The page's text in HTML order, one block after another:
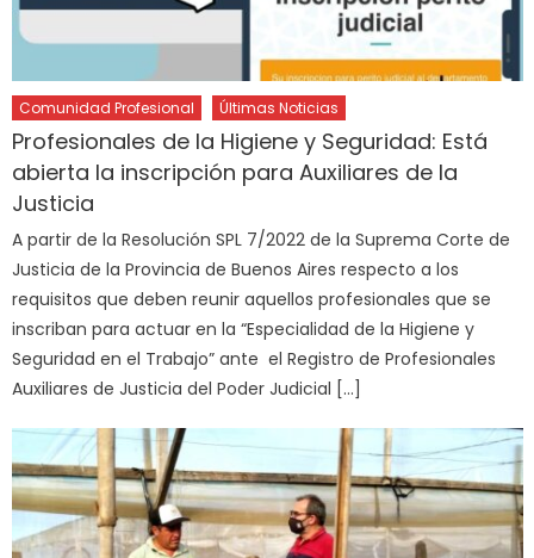
Comunidad Profesional Últimas Noticias
Profesionales de la Higiene y Seguridad: Está
abierta la inscripción para Auxiliares de la
Justicia
A partir de la Resolución SPL 7/2022 de la Suprema Corte de
Justicia de la Provincia de Buenos Aires respecto a los
requisitos que deben reunir aquellos profesionales que se
inscriban para actuar en la “Especialidad de la Higiene y
Seguridad en el Trabajo” ante el Registro de Profesionales
Auxiliares de Justicia del Poder Judicial […]